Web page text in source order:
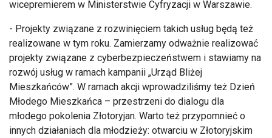
wicepremierem w Ministerstwie Cyfryzacji w Warszawie.
- Projekty związane z rozwinięciem takich usług będą też
realizowane w tym roku. Zamierzamy odważnie realizować
projekty związane z cyberbezpieczeństwem i stawiamy na
rozwój usług w ramach kampanii „Urząd Bliżej
Mieszkańców”. W ramach akcji wprowadziliśmy też Dzień
Młodego Mieszkańca – przestrzeni do dialogu dla
młodego pokolenia Złotoryjan. Warto też przypomnieć o
innych działaniach dla młodzieży: otwarciu w Złotoryjskim